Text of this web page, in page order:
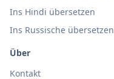
Ins Hindi übersetzen
Ins Russische übersetzen
Über
Kontakt